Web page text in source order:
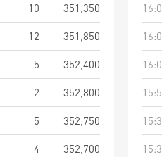
10
351,350
12
351,850
5
352,400
2
352,800
5
352,750
4
352,700